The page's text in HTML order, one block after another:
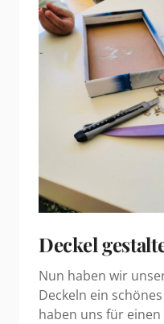
Deckel
Nun haben wir
Deckeln ein
haben uns für